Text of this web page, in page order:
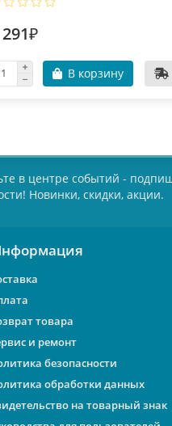
В корзину
в центре событий -
Новинки, скидки, акции.
товара
и ремонт
безопасности
обработки данных
на товарный знак